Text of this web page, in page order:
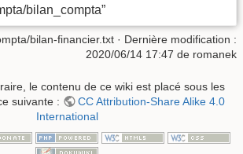
bilan_compta”
bilan-financier.txt · Dernière modification :
2020/06/14 17:47 de romanek
le contenu de ce wiki est placé sous les
suivante :
CC Attribution-Share Alike 4.0
International